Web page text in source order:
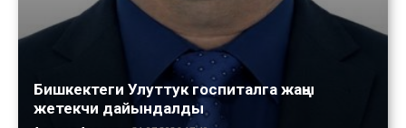
Бишкектеги Улуттук госпиталга жаңы
жетекчи дайындалды